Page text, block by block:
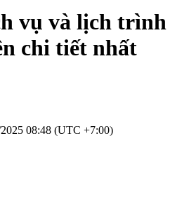
vụ và lịch trình
chi tiết nhất
08:48 (UTC +7:00)